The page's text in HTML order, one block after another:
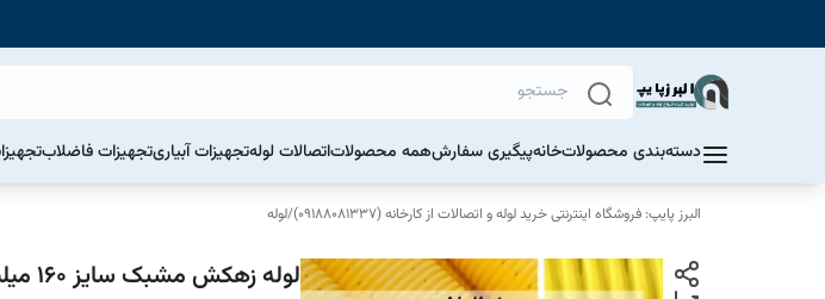
دسته‌بندی محصولاتخانهپیگیری سفارشهمه محصولاتاتصالات لولهتجهیزات آبیاریتجهیزات فاضلاب
البرز پایپ: فروشگاه اینترنتی خرید لوله و اتصالات از کارخانه (09188081337) /لوله